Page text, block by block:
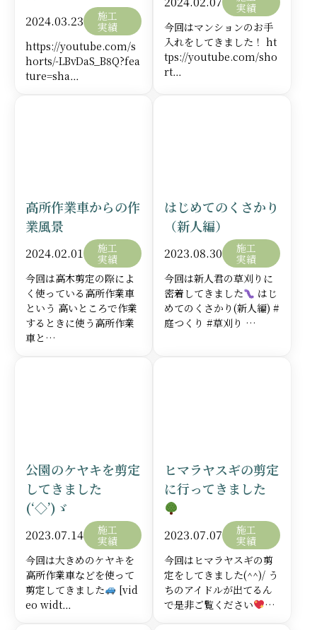
2024.03.23
施工
実績
https://youtube.com/s
horts/-LBvDaS_B8Q?fea
ture=sha…
実績
今回はマンションのお手
入れをしてきました！ ht
tps://youtube.com/sho
rt…
高所作業車からの作
業風景
2024.02.01
施工
実績
今回は高木剪定の際によ
く使っている高所作業車
という 高いところで作業
するときに使う高所作業
車と…
はじめてのくさかり
（新人編）
2023.08.30
施工
実績
今回は新人君の草刈りに
密着してきました
はじ
めてのくさかり(新人編) #
庭つくり #草刈り …
公園のケヤキを剪定
してきました
(‘◇’)ゞ
2023.07.14
施工
実績
今回は大きめのケヤキを
高所作業車などを使って
剪定してきました
[vid
eo widt…
ヒマラヤスギの剪定
に行ってきました
2023.07.07
施工
実績
今回はヒマラヤスギの剪
定をしてきました(^^)/ う
ちのアイドルが出てるん
で是非ご覧ください
…
埼玉・東京で植栽管理業者をお探し
の法人様へ
施設の植栽管理モデルスケジュー
いをしていきたいと願っています。
横にスクロールできます→
施工事例①